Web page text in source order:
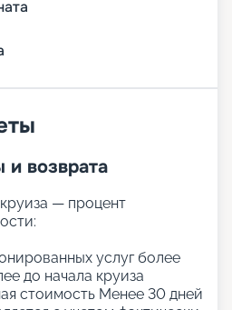
возврата
— процент
услуг более
до начала круиза
стоимость Менее 30 дней